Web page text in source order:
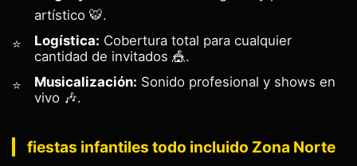
artístico 🐯.
Logística: Cobertura total para cualquier
cantidad de invitados 🎪.
Musicalización: Sonido profesional y shows en
vivo 🎶.
fiestas infantiles todo incluido Zona Norte